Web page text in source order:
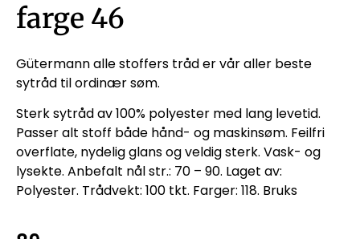
farge 46
Gütermann alle stoffers tråd er vår aller beste
sytråd til ordinær søm.
Sterk sytråd av 100% polyester med lang levetid.
Passer alt stoff både hånd- og maskinsøm. Feilfri
overflate, nydelig glans og veldig sterk. Vask- og
lysekte. Anbefalt nål str.: 70 – 90. Laget av:
Polyester. Trådvekt: 100 tkt. Farger: 118. Bruks